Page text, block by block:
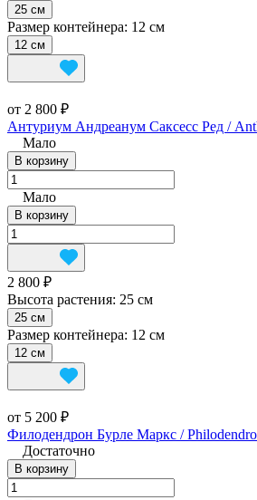
25 см
Размер контейнера: 12 см
12 см
от 2 800 ₽
Антуриум Андреанум Саксесс Ред /
Мало
В корзину
Мало
В корзину
2 800 ₽
Высота растения: 25 см
25 см
Размер контейнера: 12 см
12 см
от 5 200 ₽
Филодендрон Бурле Маркс /
Достаточно
В корзину